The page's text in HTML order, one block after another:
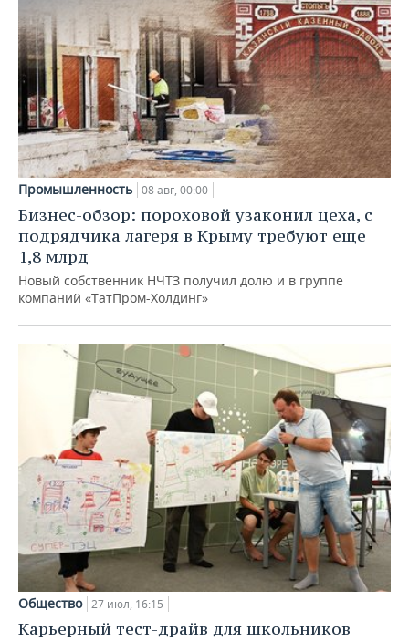
Промышленность 08 авг, 00:00
Бизнес-обзор: пороховой узаконил цеха, с
подрядчика лагеря в Крыму требуют еще
1,8 млрд
Новый собственник НЧТЗ получил долю и в группе
компаний «ТатПром-Холдинг»
Общество 27 июл, 16:15
Карьерный тест-драйв для школьников